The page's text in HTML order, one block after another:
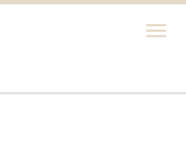
menu